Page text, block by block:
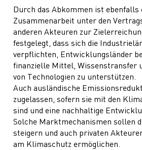
Durch das Abkommen ist ebenfalls
Zusammenarbeit unter den
anderen Akteuren zur
festgelegt, dass sich die
verpflichten, Entwicklungsländer
finanzielle Mittel, Wissenstransfer
von Technologien zu unterstützen.
Auch ausländische
zugelassen, sofern sie mit den
sind und eine nachhaltige
Solche Marktmechanismen sollen
steigern und auch privaten
am Klimaschutz ermöglichen.